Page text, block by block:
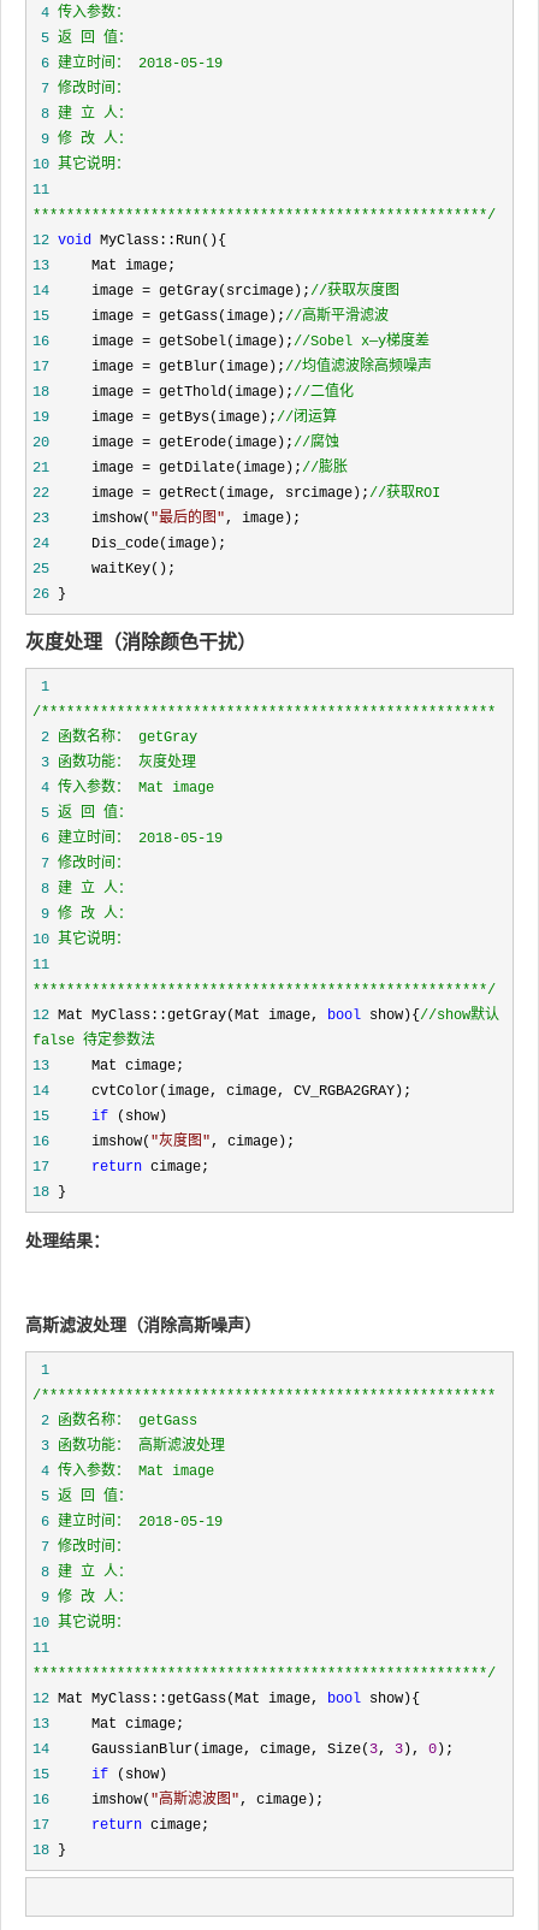
4
5
6
7
8
9
10
11
******************************************************/
12 void
13
14
     image = getGray(srcimage);
//获取灰度图
15
     image = getGass(image);
//高斯平滑滤波
16
     image = getSobel(image);
//Sobel x—y梯度差
17
     image = getBlur(image);
//均值滤波除高频噪声
18
     image = getThold(image);
//二值化
19
     image = getBys(image);
// 闭运算
20
     image = getErode(image);
//腐蚀
21
     image = getDilate(image);
//膨胀
22
     image = getRect(image, srcimage);
//获取ROI
23
     imshow(
"最后的图"
24
25
26 }
灰度处理（消除颜色干扰）
1
/*
2
3
4
5
6
7
8
9
10
11
******************************************************/
12 Mat MyClass::getGray(Mat image, bool show){ //show默认
false 待定参数法
13
14
15
if
16
     imshow(
"灰度图"
17
return
18 }
处理结果：
高斯滤波处理（消除高斯噪声）
1
/*
2
3
4
5
6
7
8
9
10
11
******************************************************/
12 Mat MyClass::getGass(Mat image, bool
13
14
     GaussianBlur(image, cimage, Size(
3, 3 ), 0
15
if
16
     imshow(
"高斯滤波图"
17
return
18 }